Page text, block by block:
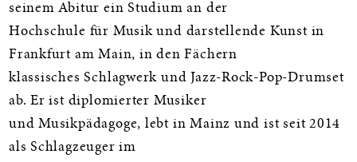
seinem Abitur ein Studium an der
Hochschule für Musik und darstellende Kunst in
Frankfurt am Main, in den Fächern
klassisches Schlagwerk und Jazz-Rock-Pop-Drumset
ab. Er ist diplomierter Musiker
und Musikpädagoge, lebt in Mainz und ist seit 2014
als Schlagzeuger im